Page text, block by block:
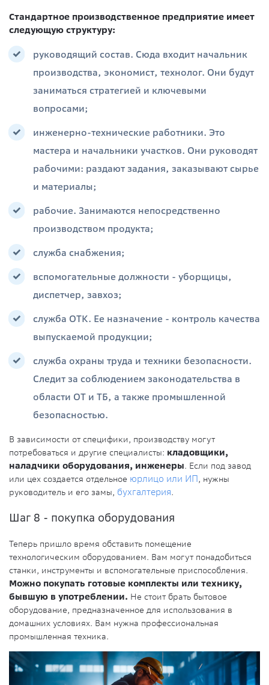
Стандартное производственное предприятие имеет
следующую структуру:
руководящий состав. Сюда входит начальник
производства, экономист, технолог. Они будут
заниматься стратегией и ключевыми
вопросами;
инженерно-технические работники. Это
мастера и начальники участков. Они руководят
рабочими: раздают задания, заказывают сырье
и материалы;
рабочие. Занимаются непосредственно
производством продукта;
служба снабжения;
вспомогательные должности - уборщицы,
диспетчер, завхоз;
служба ОТК. Ее назначение - контроль качества
выпускаемой продукции;
служба охраны труда и техники безопасности.
Следит за соблюдением законодательства в
области ОТ и ТБ, а также промышленной
безопасностью.
В зависимости от специфики, производству могут
потребоваться и другие специалисты: кладовщики,
наладчики оборудования, инженеры. Если под завод
или цех создается отдельное юрлицо или ИП, нужны
руководитель и его замы, бухгалтерия.
Шаг 8 - покупка оборудования
Теперь пришло время обставить помещение
технологическим оборудованием. Вам могут понадобиться
станки, инструменты и вспомогательные приспособления.
Можно покупать готовые комплекты или технику,
бывшую в употреблении. Не стоит брать бытовое
оборудование, предназначенное для использования в
домашних условиях. Вам нужна профессиональная
промышленная техника.